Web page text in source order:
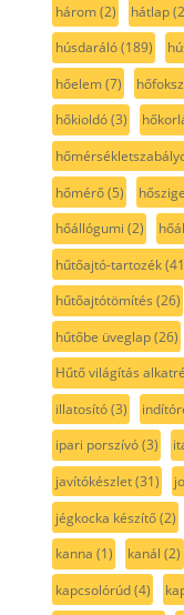
három(2) hátlap
húsdaráló(189)
hőelem(7)
hőkioldó(3)
hőmérő(5)
hőállógumi (2)
hűtőajtó-tartozék
hűtőajtótömítés (26)
hűtőbe üveglap(26)
Hűtő világítás
illatosító(3)
ipari porszívó(3)
javítókészlet(31)
jégkocka készítő(2)
kanna (1) kanál (2)
kapcsolórúd(4)